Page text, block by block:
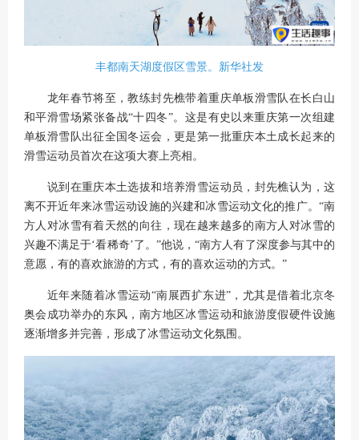
丰都南天湖度假区雪景。新华社发
龙年春节将至，教练封先樵带着重庆单板滑雪队在长白山
和平滑雪场紧张备战“十四冬”。这是有史以来重庆第一次组建
单板滑雪队出征全国冬运会，更是第一批重庆本土成长起来的
滑雪运动员首次在这项大赛上亮相。
说到在重庆本土选拔和培养滑雪运动员，封先樵认为，这
离不开近年来冰雪运动设施的兴建和冰雪运动文化的推广。“南
方人对冰雪有着天然的向往，现在越来越多的南方人对冰雪的
兴趣不满足于‘看稀奇’了。”他说，“南方人有了深度参与其中的
意愿，有的喜欢旅游的方式，有的喜欢运动的方式。”
近年来随着冰雪运动“南展西扩东进”，尤其是借着北京冬
奥会成功举办的东风，南方地区冰雪运动和旅游度假硬件设施
逐渐增多并完善，形成了冰雪运动文化氛围。